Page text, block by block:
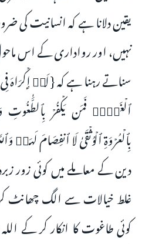
یقین دلانا ہے کہ انسانیت
نہیں، اور رواداری کے اس
سناتے رہنا ہے کہ { لَاۤ إِكۡرَاهَ
ٱلۡغَیِّۚ فَمَن یَكۡفُرۡ بِٱلطَّـٰغُوتِ
بِٱلۡعُرۡوَةِ ٱلۡوُثۡقَىٰ لَا ٱنفِصَامَ لَهَاۗ
دین کے معاملے میں کوئی زور
غلط خیالات سے الگ چھانٹ
کوئی طاغوت کا انکار کر کے